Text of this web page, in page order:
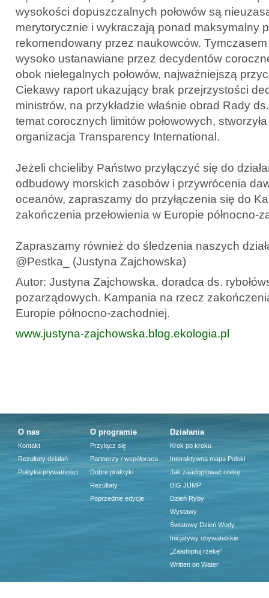
wysokości dopuszczalnych połowów są
merytorycznie i wykraczają ponad maksymalny
rekomendowany przez naukowców. Tymczasem
wysoko ustanawiane przez decydentów
obok nielegalnych połowów, najważniejszą
Ciekawy raport ukazujący brak przejrzystości
ministrów, na przykładzie właśnie obrad Rady
temat corocznych limitów połowowych,
organizacja Transparency International.
Jeżeli chcieliby Państwo przyłączyć się do
odbudowy morskich zasobów i przywrócenia
oceanów, zapraszamy do przyłączenia się do
zakończenia przełowienia w Europie północno-
Zapraszamy również do śledzenia naszych
@Pestka_ (Justyna Zajchowska)
Autor: Justyna Zajchowska, doradca ds.
pozarządowych. Kampania na rzecz
Europie północno-zachodniej.
www.justyna-zajchowska.blog.ekologia.pl
O nas
Kontakt
Rezultaty działań
Polityka prywatności
O programie
Przyłącz się
Partnerzy / współpraca
Dobre praktyki
Rezultaty
Poprzednie edycje
Działania
Krok po kroku
Interaktywna mapa Polski
Jak zaadoptować rzekę
BIG JUMP
Dzień Ryby
Wystawy
Światowy Dzień Wody
Inicjatywy obywatelskie
„Zaadoptuj rzekę”
Written on Water